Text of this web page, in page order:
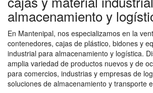
almacenamiento y
En Mantenipal, nos especializamos en la
contenedores, cajas de plástico, bidones y
industrial para almacenamiento y logística.
amplia variedad de productos nuevos y de
para comercios, industrias y empresas de
soluciones de almacenamiento y transporte